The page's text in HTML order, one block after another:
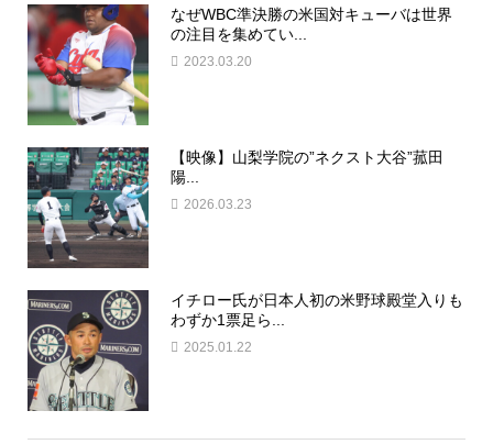
なぜWBC準決勝の米国対キューバは世界
の注目を集めてい...
2023.03.20
【映像】山梨学院の”ネクスト大谷”菰田
陽...
2026.03.23
イチロー氏が日本人初の米野球殿堂入りも
わずか1票足ら...
2025.01.22